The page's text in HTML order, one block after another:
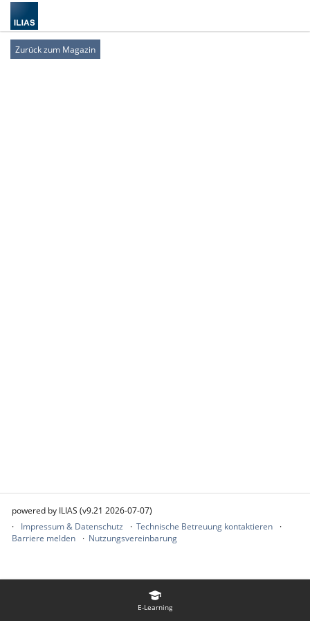
E-Learning
Zurück zum Magazin
powered by ILIAS (v9.21 2026-07-07)
Impressum & Datenschutz
Technische Betreuung kontaktieren
Barriere melden
Nutzungsvereinbarung